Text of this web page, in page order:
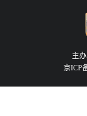
主
京ICP